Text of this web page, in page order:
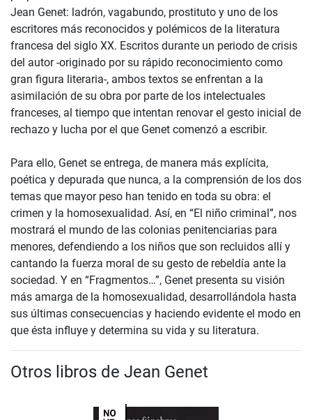
Jean Genet: ladrón, vagabundo, prostituto y uno de los
escritores más reconocidos y polémicos de la literatura
francesa del siglo XX. Escritos durante un periodo de crisis
del autor -originado por su rápido reconocimiento como
gran figura literaria-, ambos textos se enfrentan a la
asimilación de su obra por parte de los intelectuales
franceses, al tiempo que intentan renovar el gesto inicial de
rechazo y lucha por el que Genet comenzó a escribir.
Para ello, Genet se entrega, de manera más explícita,
poética y depurada que nunca, a la comprensión de los dos
temas que mayor peso han tenido en toda su obra: el
crimen y la homosexualidad. Así, en “El niño criminal”, nos
mostrará el mundo de las colonias penitenciarias para
menores, defendiendo a los niños que son recluidos allí y
cantando la fuerza moral de su gesto de rebeldía ante la
sociedad. Y en “Fragmentos…”, Genet presenta su visión
más amarga de la homosexualidad, desarrollándola hasta
sus últimas consecuencias y haciendo evidente el modo en
que ésta influye y determina su vida y su literatura.
Otros libros de Jean Genet